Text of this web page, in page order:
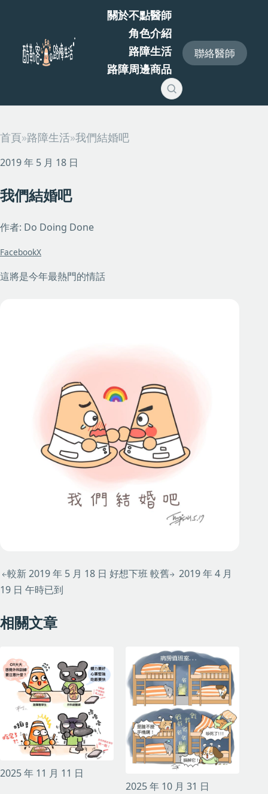
關於不點醫師
角色介紹
路障生活
路障周邊商品
聯絡醫師
首頁»路障生活»我們結婚吧
2019 年 5 月 18 日
我們結婚吧
作者: Do Doing Done
FacebookX
這將是今年最熱門的情話
較新2019 年 5 月 18 日 好想下班較舊
2019 年 4 月
19 日 午時已到
相關文章
2025 年 11 月 11 日
2025 年 10 月 31 日